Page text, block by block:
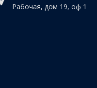
Рабочая, дом 19, оф 1